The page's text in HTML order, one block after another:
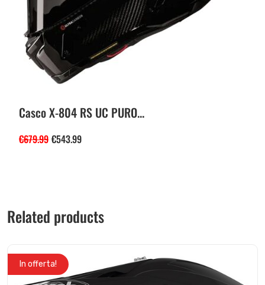
Casco X-804 RS UC PURO...
€679.99 €543.99
Related products
In offerta!